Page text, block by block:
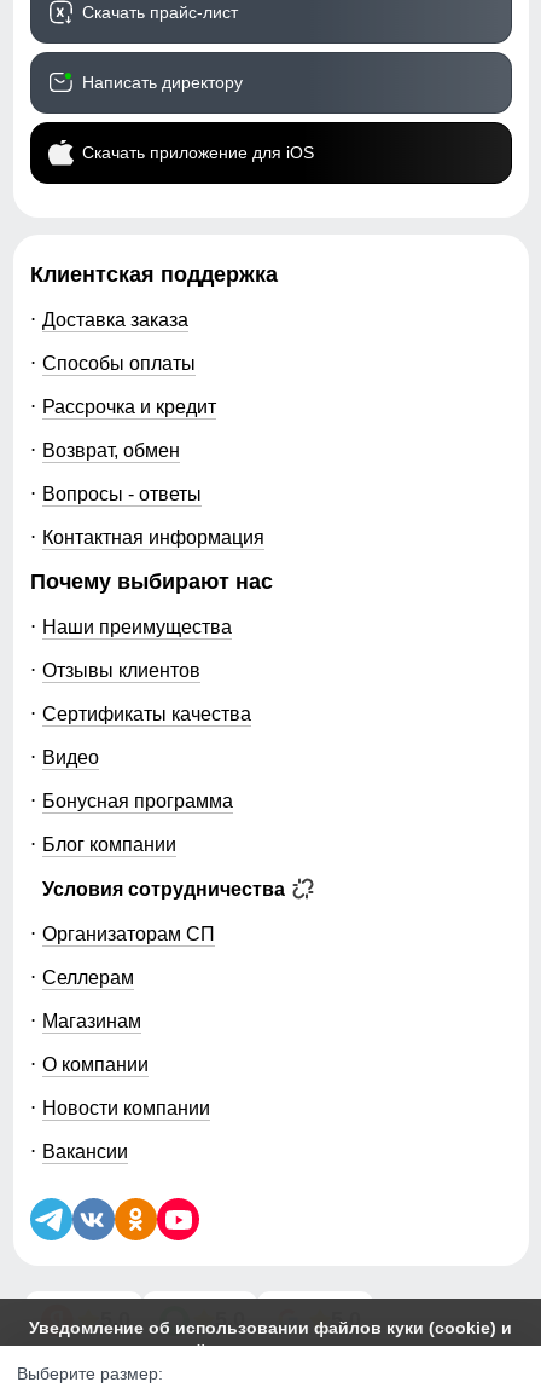
Уведомление об использовании файлов куки (cookie) и
похожих технологий
Этот сайт использует файлы cookie. Вы можете
Выберите размер:
Скачать прайс-лист
Написать директору
Скачать приложение для iOS
Клиентская поддержка
Доставка заказа
Способы оплаты
Рассрочка и кредит
Возврат, обмен
Вопросы - ответы
Контактная информация
Почему выбирают нас
Наши преимущества
Отзывы клиентов
Сертификаты качества
Видео
Бонусная программа
Блог компании
Условия сотрудничества
Организаторам СП
Селлерам
Магазинам
О компании
Новости компании
Вакансии
5.0 5.0 5.0
© 2014-2026 ООО «МТФОРС ПЛЮС»